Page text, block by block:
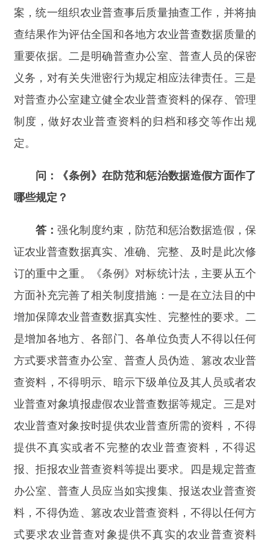
答：
强化制度约束，防范和惩治数据造假，保
证农业普查数据真实、准确、完整、及时是此次修
订的重中之重。《条例》对标统计法，主要从五个
方面补充完善了相关制度措施：一是在立法目的中
增加保障农业普查数据真实性、完整性的要求。二
是增加各地方、各部门、各单位负责人不得以任何
查资料，不得明示、暗示下级单位及其人员或者农
业普查对象填报虚假农业普查数据等规定。三是对
农业普查对象按时提供农业普查所需的资料，不得
报、拒报农业普查资料等提出要求。四是规定普查
办公室、普查人员应当如实搜集、报送农业普查资
料，不得伪造、篡改农业普查资料，不得以任何方
假行为依法追责问责，提高了罚款数额，加大处罚
力度直至追究刑事责任。
答：法律的生命力在于实施，司法部、国家统
计局将按照职责会同有关方面做好以下工作，确保
辅导工作，重点推动各地方、各部门、各单位的负
责人和普查办公室、普查人员全面准确掌握《条
例》的主要内容，引导广大普查对象和社会公众了